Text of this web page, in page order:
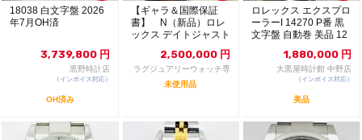
18038 白文字盤 2026
年7月OH済
3,739,800 円
黒野時計店
（インボイス対応）
OH済み
【ギャラ＆国際保証
書】 N（新品）ロレ
ックス デイトジャスト
2,500,000 円
ラグジュアリーウォッチ専
門店：R/M
未使用品
ロレックス エクスプロ
ーラーI 14270 P番 黒
文字盤 自動巻 美品 12
1,880,000 円
大黒屋時計館 中野店
（インボイス対応）
美品